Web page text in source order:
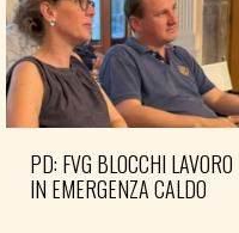
PD: FVG BLOCCHI LAVORO
IN EMERGENZA CALDO